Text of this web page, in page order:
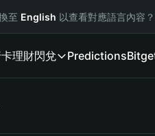
至 English 以查看對應語言內容？
理財閃兌 Predictions